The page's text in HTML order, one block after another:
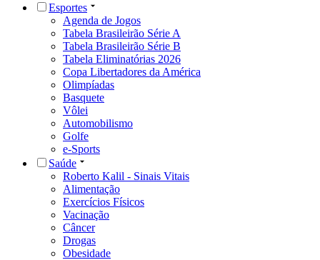
Esportes
Agenda de Jogos
Tabela Brasileirão Série A
Tabela Brasileirão Série B
Tabela Eliminatórias 2026
Copa Libertadores da América
Olimpíadas
Basquete
Vôlei
Automobilismo
Golfe
e-Sports
Saúde
Roberto Kalil - Sinais Vitais
Alimentação
Exercícios Físicos
Vacinação
Câncer
Drogas
Obesidade